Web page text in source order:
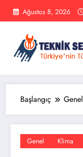
İçeriğe
Ağustos 8, 2026
Başlangıç Genel
Genel Klima